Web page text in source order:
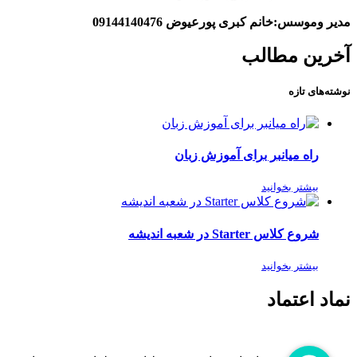
مدیر وموسس:خانم کبری پورعیوض 09144140476
آخرین مطالب
نوشته‌های تازه
راه میانبر برای آموزش زبان
بیشتر بخوانید
شروع کلاس Starter در شعبه اندیشه
بیشتر بخوانید
نماد اعتماد